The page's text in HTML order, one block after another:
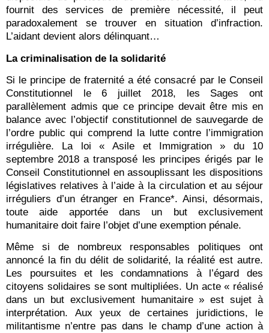
fournit des services de première nécessité, il peut
paradoxalement se trouver en situation d’infraction.
L’aidant devient alors délinquant…
La criminalisation de la solidarité
Si le principe de fraternité a été consacré par le Conseil
Constitutionnel le 6 juillet 2018, les Sages ont
parallèlement admis que ce principe devait être mis en
balance avec l’objectif constitutionnel de sauvegarde de
l’ordre public qui comprend la lutte contre l’immigration
irrégulière. La loi « Asile et Immigration » du 10
septembre 2018 a transposé les principes érigés par le
Conseil Constitutionnel en assouplissant les dispositions
législatives relatives à l’aide à la circulation et au séjour
irréguliers d’un étranger en France*. Ainsi, désormais,
toute aide apportée dans un but exclusivement
humanitaire doit faire l’objet d’une exemption pénale.
Même si de nombreux responsables politiques ont
annoncé la fin du délit de solidarité, la réalité est autre.
Les poursuites et les condamnations à l’égard des
citoyens solidaires se sont multipliées. Un acte « réalisé
dans un but exclusivement humanitaire » est sujet à
interprétation. Aux yeux de certaines juridictions, le
militantisme n’entre pas dans le champ d’une action à